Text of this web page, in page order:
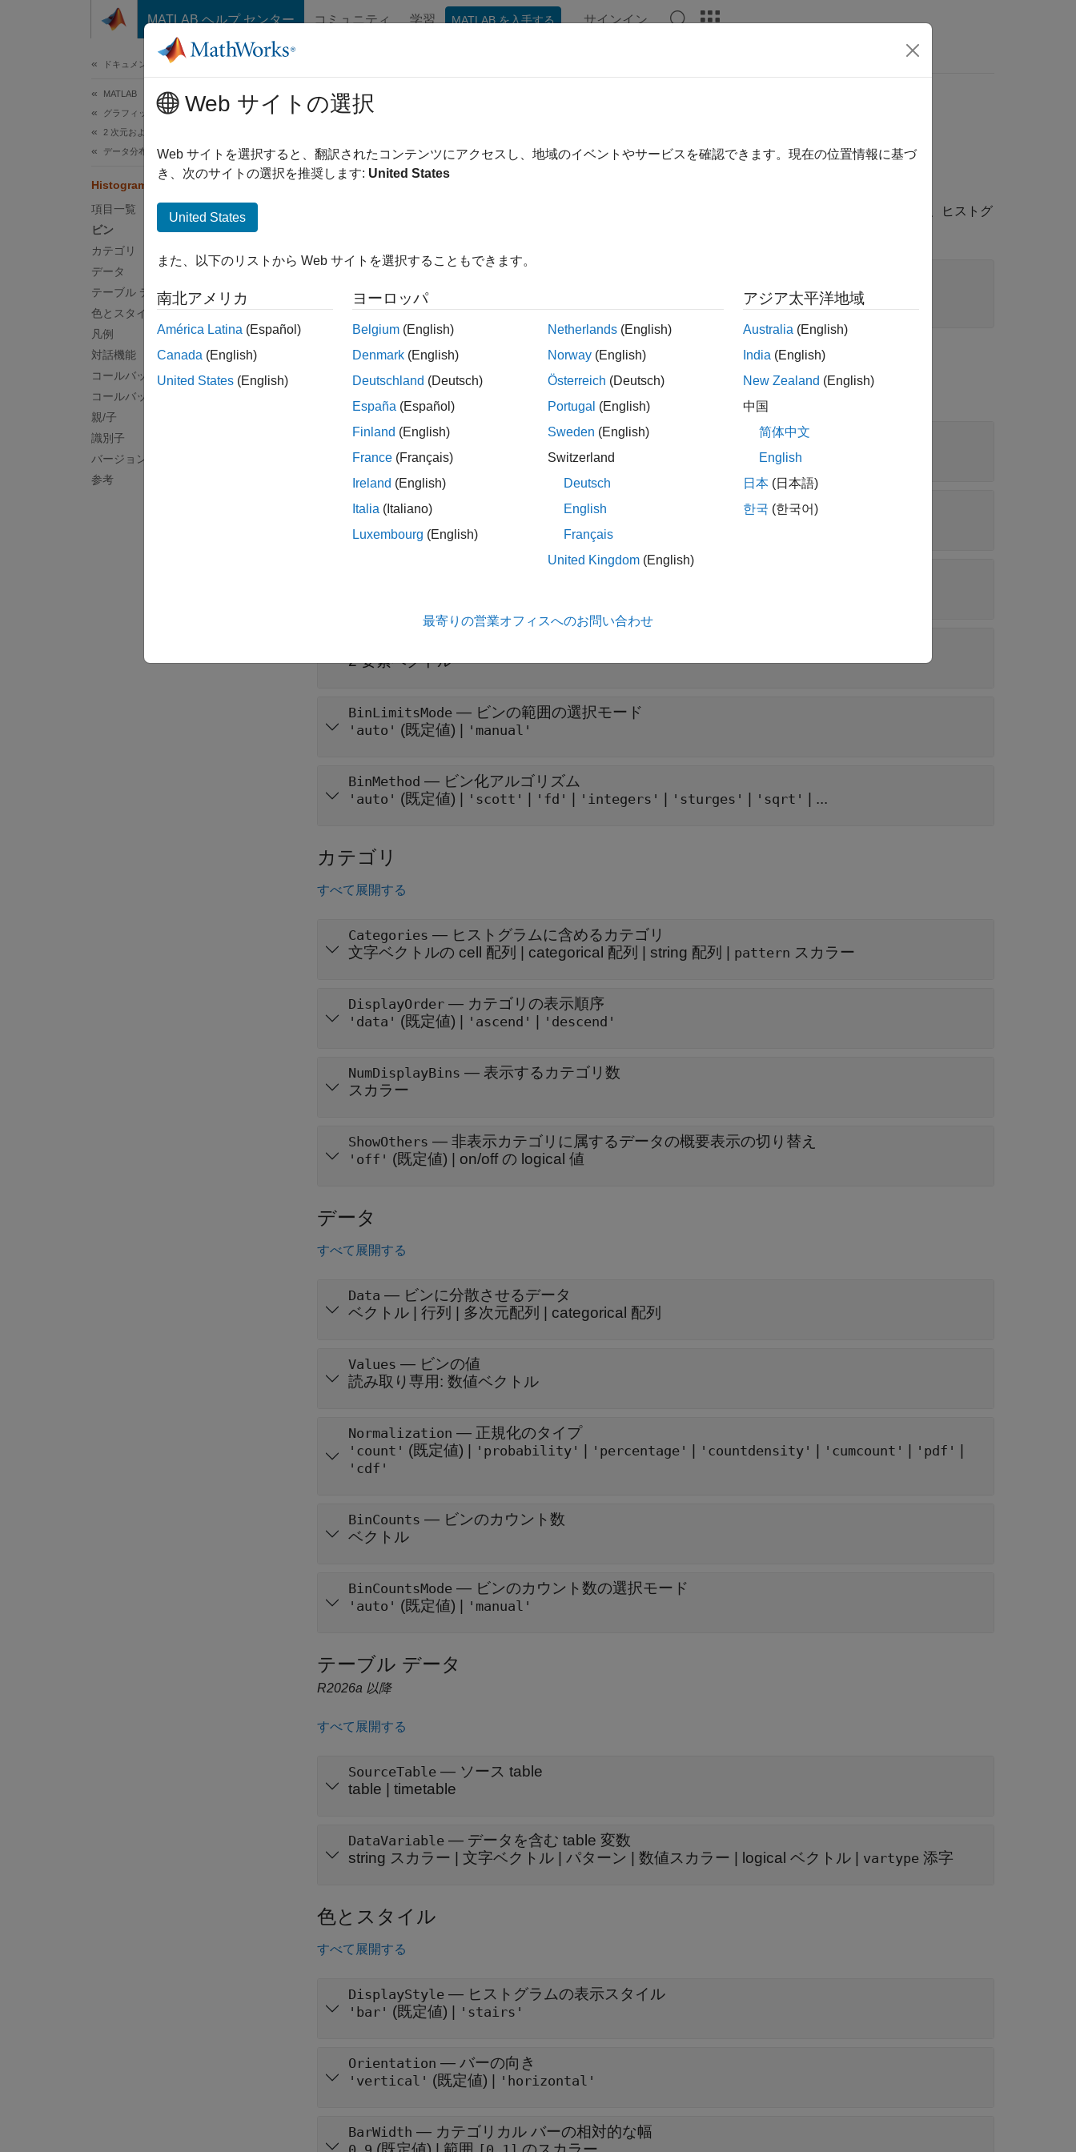
コンテンツへスキップ
MATLAB ヘルプ センター コミュニティ 学習 MATLAB を入手する サインイン
ドキュメンテーションのホーム
MATLAB
グラフィックス
2 次元および 3 次元プロット
データ分布プロット
Histogram のプロパティ
項目一覧
ビン
カテゴリ
データ
テーブル データ
色とスタイル
凡例
対話機能
コールバック
コールバック実行制御
親/子
識別子
バージョン履歴
参考
Histogram のプロパティ
ヒストグラムの外観と動作
プロパティはヒストグラムの外観と動作を制御します。プロパティの値を変更することによって、ヒストグ
c = h.BinWidth;
h.BinWidth = 2;
ビン
NumBins—ビンの数
正の整数
BinWidth—
2 要素ベクトル
BinLimitsMode — ビンの範囲の選択モード
'auto' (既定値) | 'manual'
BinMethod — ビン化アルゴリズム
'auto' (既定値) | 'scott' 'fd' 'integers' 'sturges' 'sqrt' | ...
カテゴリ
すべて展開する
Categories — ヒストグラムに含めるカテゴリ
文字ベクトルの cell 配列
categorical 配列 string 配列 pattern スカラー
DisplayOrder — カテゴリの表示順序
'data' (既定値) | 'ascend' 'descend'
NumDisplayBins — 表示するカテゴリ数
スカラー
ShowOthers — 非表示カテゴリに属するデータの概要表示の切り替え
'off' (既定値) | on/off の logical 値
データ
すべて展開する
Data — ビンに分散させるデータ
ベクトル
行列 多次元配列 categorical 配列
Values — ビンの値
読み取り専用: 数値ベクトル
Normalization — 正規化のタイプ
'count' (既定値) | 'probability' 'percentage' 'countdensity' 'cumcount' 'pdf'
'cdf'
BinCounts — ビンのカウント数
ベクトル
BinCountsMode — ビンのカウント数の選択モード
'auto' (既定値) | 'manual'
テーブル データ
R2026a 以降
すべて展開する
SourceTable — ソース table
table
timetable
DataVariable — データを含む table 変数
string スカラー
文字ベクトル パターン 数値スカラー logical ベクトル vartype 添字
色とスタイル
すべて展開する
DisplayStyle — ヒストグラムの表示スタイル
'bar' (既定値) | 'stairs'
Orientation — バーの向き
'vertical' (既定値) | 'horizontal'
BarWidth — カテゴリカル バーの相対的な幅
Web サイトの選択
Web サイトを選択すると、翻訳されたコンテンツにアクセスし、地域のイベントやサービスを確認できます。現在の位置情報に基づ
き、次のサイトの選択を推奨します: United States
United States
また、以下のリストから Web サイトを選択することもできます。
南北アメリカ
América Latina (Español)
Canada (English)
United States (English)
ヨーロッパ
Belgium (English)
Denmark (English)
Deutschland (Deutsch)
España (Español)
Finland (English)
France (Français)
Ireland (English)
Italia (Italiano)
Luxembourg (English)
Netherlands (English)
Norway (English)
Österreich (Deutsch)
Portugal (English)
Sweden (English)
Switzerland
Deutsch
English
Français
United Kingdom (English)
アジア太平洋地域
Australia (English)
India (English)
New Zealand (English)
中国
简体中文
English
日本 (日本語)
한국 (한국어)
最寄りの営業オフィスへのお問い合わせ